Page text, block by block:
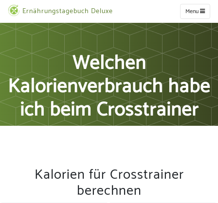
Ernährungstagebuch Deluxe Menu
Welchen
Kalorienverbrauch habe
ich beim Crosstrainer
Kalorien für Crosstrainer
berechnen